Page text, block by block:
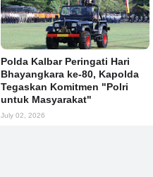
Polda Kalbar Peringati Hari
Bhayangkara ke-80, Kapolda
Tegaskan Komitmen "Polri
untuk Masyarakat"
July 02, 2026